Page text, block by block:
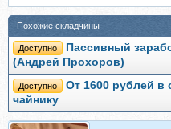
Похожие складчины
Доступно
Пассивный
(Андрей Прохоров)
Доступно
От 1600 рублей в
чайнику